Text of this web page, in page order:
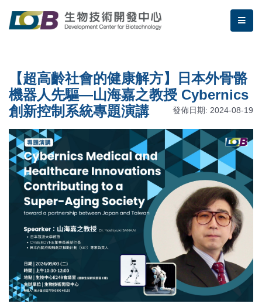
生物技術開發中心 | 【超高齡
【超高齡社會的健康解方】日本外骨骼
機器人先驅—山海嘉之教授 Cybernics
創新控制系統專題演講
發佈日期: 2024-08-19